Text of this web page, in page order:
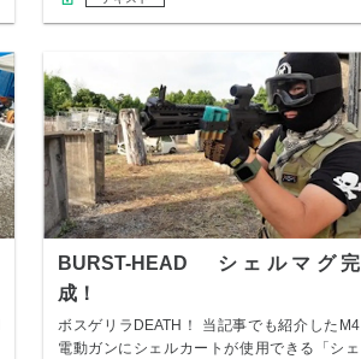
BURST-HEAD シェルマグ完
成！
ボスゲリラDEATH！ 当記事でも紹介したM4
電動ガンにシェルカートが使用できる「シェ